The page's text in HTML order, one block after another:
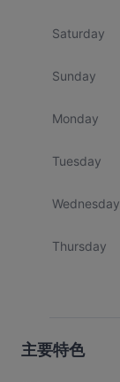
Saturday
Sunday
Monday
Tuesday
Wednesday
Thursday
主要特色